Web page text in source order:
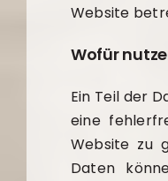
Website
Wofür
Ein Teil der
eine
Website zu
Daten